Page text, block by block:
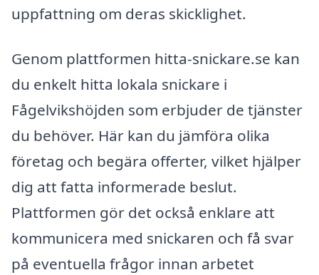
uppfattning om deras skicklighet.
Genom plattformen hitta-snickare.se kan
du enkelt hitta lokala snickare i
Fågelvikshöjden som erbjuder de tjänster
du behöver. Här kan du jämföra olika
företag och begära offerter, vilket hjälper
dig att fatta informerade beslut.
Plattformen gör det också enklare att
kommunicera med snickaren och få svar
på eventuella frågor innan arbetet